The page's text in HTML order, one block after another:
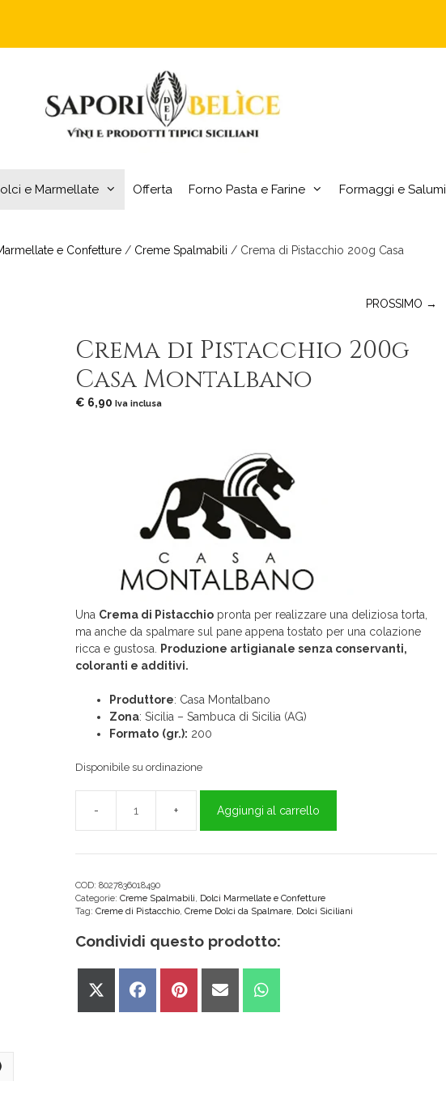
e Marmellate Offerta Forno Pasta e Farine Formaggi e Salumi
e Confetture / Creme Spalmabili / Crema di Pistacchio 200g Casa
PROSSIMO →
Crema di Pistacchio 200g
Casa Montalbano
€ 6,90 Iva inclusa
Una Crema di Pistacchio pronta per realizzare una deliziosa torta,
ma anche da spalmare sul pane appena tostato per una colazione
ricca e gustosa.
Produzione artigianale senza conservanti,
coloranti e additivi.
Produttore: Casa Montalbano
Zona: Sicilia – Sambuca di Sicilia (AG)
Formato (gr.): 200
Disponibile su ordinazione
di
Pistacchio
Casa
Montalbano
quantità
Aggiungi al carrello
COD:8027836018490
Categorie:Creme Spalmabili, Dolci Marmellate e Confetture
Tag:Creme di Pistacchio,Creme Dolci da Spalmare, Dolci Siciliani
Condividi questo prodotto:
Share
Share
Share
Share
Share